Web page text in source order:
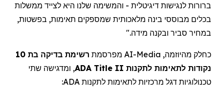
ברורות לנגישות דיגיטלית - והמשימה שלנו היא לצייד ממשלות
בכלים מבוססי בינה מלאכותית שמספקים תאימות, בפשטות,
במחיר סביר ובקנה מידה."
כחלק מהיוזמה, AI-Media מפרסמת
רשימת בדיקה בת 10
נקודות לתאימות לתקנות ADA Title II, ומדגישה שתי
טכנולוגיות דגל מרכזיות לתאימות לתקנות ADA
: